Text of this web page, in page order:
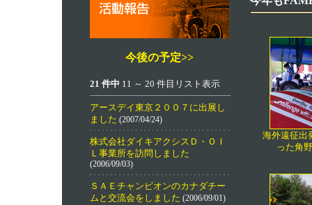
今後の予定>>
21 件中 11 ～ 20 件目リスト表示
アースデイ東京２００７に出展し
ました (2007/04/24)
株式会社ダイキアクシスＤ・ＯＩ
Ｌ事業所を訪問しました
(2006/09/03)
ＳＡＥチャンピオンのカナダチー
ムと交流会をしました (2006/09/01)
海外遠征出
った角